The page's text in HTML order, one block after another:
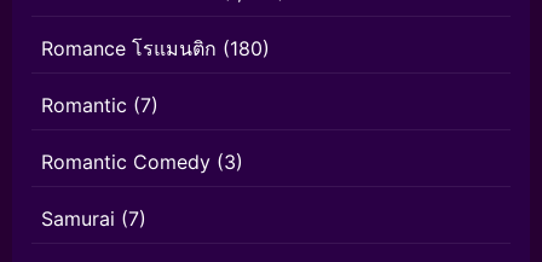
Romance โรแมนติก (180)
Romantic (7)
Romantic Comedy (3)
Samurai (7)